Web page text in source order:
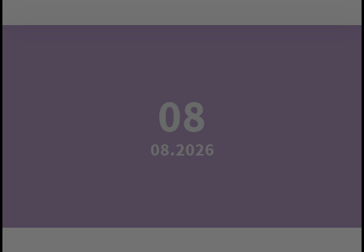
08
08.2026